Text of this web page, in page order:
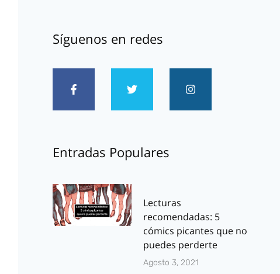
Síguenos en redes
Entradas Populares
Lecturas
recomendadas: 5
cómics picantes que no
puedes perderte
Agosto 3, 2021